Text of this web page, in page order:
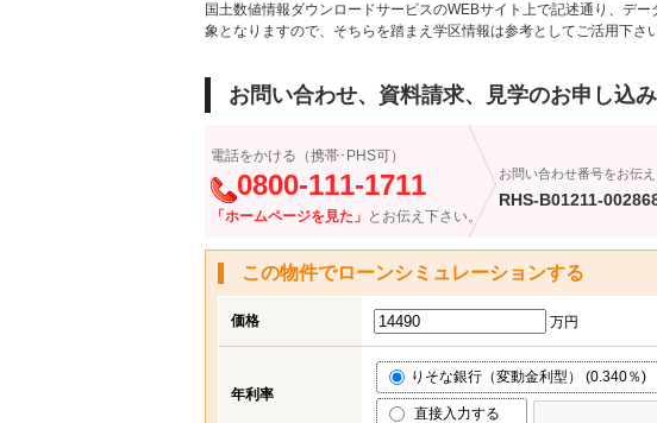
国土数値情報ダウンロードサービスのWEBサイト上で記述通り、デ
象となりますので、そちらを踏まえ学区情報は参考としてご活用下さい
お問い合わせ、資料請求、見学のお申し込
電話をかける（携帯･PHS可）
0800-111-1711
「ホームページを見た」 とお伝え下さい。
お問い合わせ番号をお伝
RHS-B01211-
この物件でローンシミュレーションする
価格 万円
年利率
りそな銀行（変動金利型） (0.340％)
直接入力する